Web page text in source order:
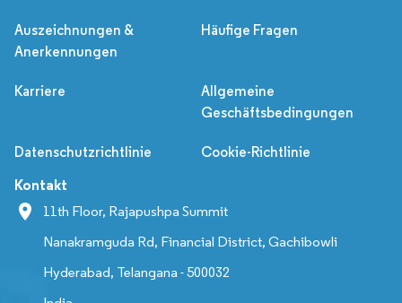
Auszeichnungen &
Anerkennungen
Häufige Fragen
Karriere
Allgemeine
Geschäftsbedingungen
Datenschutzrichtlinie Cookie-Richtlinie
Kontakt
11th Floor, Rajapushpa Summit
Nanakramguda Rd, Financial District, Gachibowli
Hyderabad, Telangana - 500032